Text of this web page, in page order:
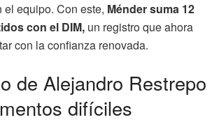
el equipo. Con este, Ménder suma 12
con el DIM, un registro que ahora
con la confianza renovada.
de Alejandro Restrepo
difíciles